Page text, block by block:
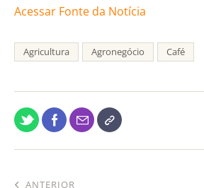
Acessar Fonte da Notícia
Agricultura Agronegócio Café
ANTERIOR